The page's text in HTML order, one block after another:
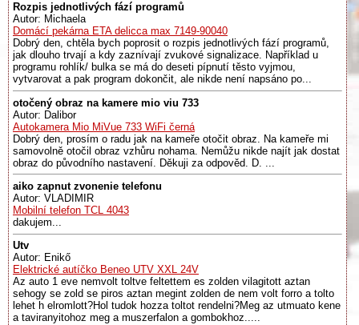
Rozpis jednotlivých fází programů
Autor: Michaela
Domácí pekárna ETA delicca max 7149-90040
Dobrý den, chtěla bych poprosit o rozpis jednotlivých fází programů,
jak dlouho trvají a kdy zaznívají zvukové signalizace. Například u
programu rohlík/ bulka se má do deseti pípnutí těsto vyjmou,
vytvarovat a pak program dokončit, ale nikde není napsáno po...
otočený obraz na kamere mio viu 733
Autor: Dalibor
Autokamera Mio MiVue 733 WiFi černá
Dobrý den, prosím o radu jak na kameře otočit obraz. Na kameře mi
samovolně otočil obraz vzhůru nohama. Nemůžu nikde najít jak dostat
obraz do původního nastavení. Děkuji za odpověd. D. ...
aiko zapnut zvonenie telefonu
Autor: VLADIMIR
Mobilní telefon TCL 4043
dakujem...
Utv
Autor: Enikő
Elektrické autíčko Beneo UTV XXL 24V
Az auto 1 eve nemvolt toltve feltettem es zolden vilagitott aztan
sehogy se zold se piros aztan megint zolden de nem volt forro a tolto
lehet h elromlott?Hol tudok hozza toltot rendelni?Meg az utmuato kene
a taviranyitohoz meg a muszerfalon a gombokhoz.....